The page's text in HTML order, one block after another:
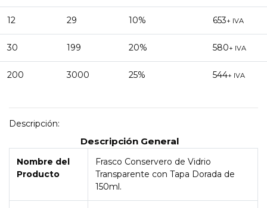
12 29 10% 653+ IVA
30 199 20% 580+ IVA
200 3000 25% 544+ IVA
Descripción:
Descripción General
Nombre del
Producto
Frasco Conservero de Vidrio
Transparente con Tapa Dorada de
150ml.